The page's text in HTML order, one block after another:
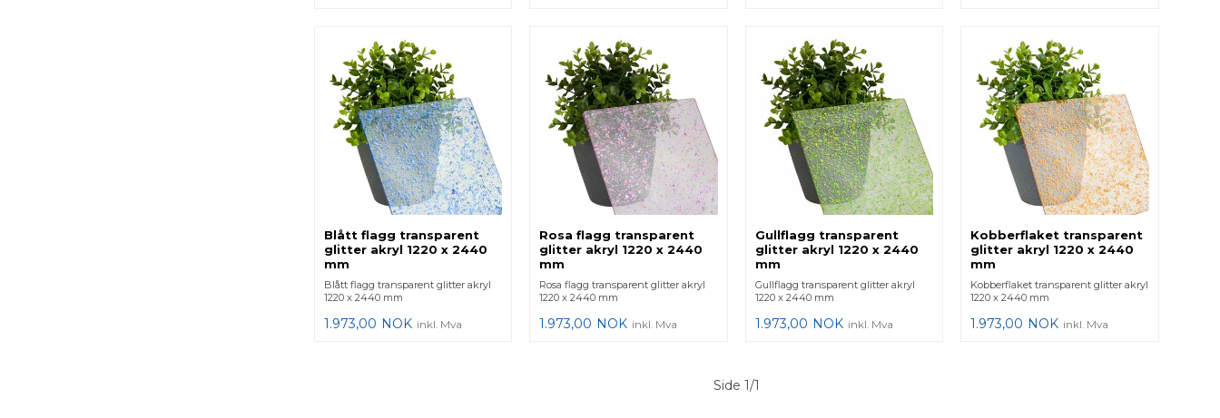
Blått flagg transparent
glitter akryl 1220 x 2440
mm
Blått flagg transparent glitter akryl
1220 x 2440 mm
1.973,00 NOK inkl. Mva
Rosa flagg transparent
glitter akryl 1220 x 2440
mm
Rosa flagg transparent glitter akryl
1220 x 2440 mm
1.973,00 NOK inkl. Mva
Gullflagg transparent
glitter akryl 1220 x 2440
mm
Gullflagg transparent glitter akryl
1220 x 2440 mm
1.973,00 NOK inkl. Mva
Kobberflaket transparent
glitter akryl 1220 x 2440
mm
Kobberflaket transparent glitter akryl
1220 x 2440 mm
1.973,00 NOK inkl. Mva
Side 1/1